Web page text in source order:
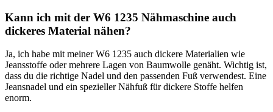
Kann ich ⁢mit der W6 1235 Nähmaschine auch
dickeres ​Material nähen?
Ja, ich habe mit meiner W6 1235 auch dickere‍ Materialien wie
Jeansstoffe oder mehrere Lagen von Baumwolle genäht. Wichtig ist,
dass du die richtige Nadel ⁤und den passenden Fuß verwendest. Eine
Jeansnadel​ und ein spezieller Nähfuß für dickere Stoffe helfen
enorm.